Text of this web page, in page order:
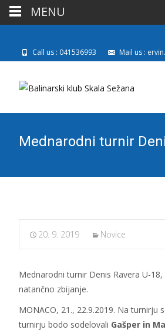
Call us : 041536993 Mail us :
Mednarodni turnir
20. 9. 2019 Novice
Mednarodni turnir Denis Ravera U-
natančno zbijanje.
MONACO, 21., 22.9.2019. Na turnirju
turnirju bodo sodelovali Gašper in
MENU